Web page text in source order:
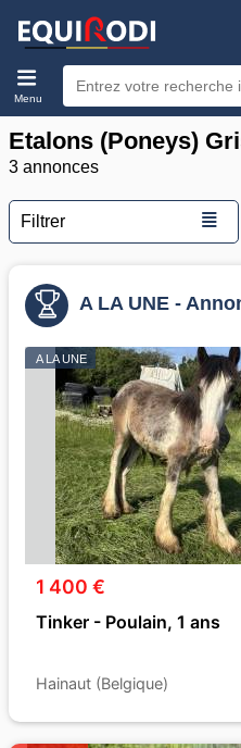
Menu
Etalons (Poneys)
3 annonces
Filtrer ≣
A LA UNE -
A LA UNE
1 400 €
Tinker - Poulain, 1 ans
Hainaut (Belgique)